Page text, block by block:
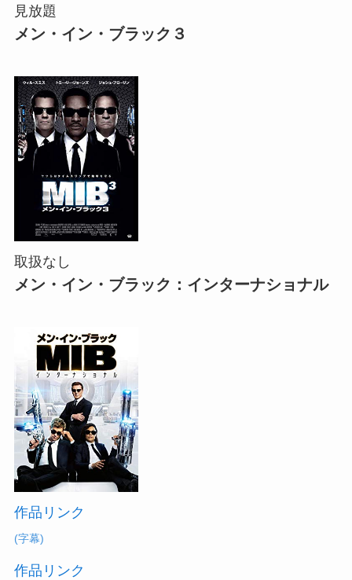
見放題
メン・イン・ブラック３
取扱なし
メン・イン・ブラック：インターナショナル
作品リンク
(字幕)
作品リンク